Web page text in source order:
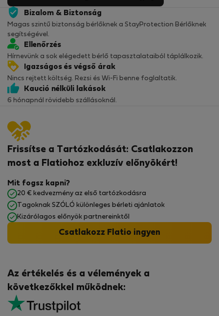
Bizalom & Biztonság
Magas szintű biztonság bérlőknek a StayProtection Bérlőknek
segítségével.
Ellenőrzés
Hírnevünk a sok elégedett bérlő tapasztalataiból táplálkozik.
Igazságos és végső árak
Nincs rejtett költség. Rezsi és Wi-Fi benne foglaltatik.
Kaució nélküli lakások
6 hónapnál rövidebb szállásoknál.
Az értékelés és a vélemények a
következőkkel működnek:
Frissítse a Tartózkodását: Csatlakozzon
most a Flatiohoz exkluzív előnyökért!
Mit fogsz kapni?
20 € kedvezmény az első tartózkodásra
Tagoknak SZÓLÓ különleges bérleti ajánlatok
Kizárólagos előnyök partnereinktől
Csatlakozz Flatio ingyen